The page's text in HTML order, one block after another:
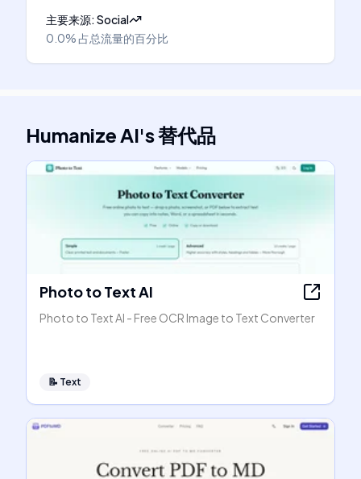
主要来源:Social
0.0%占总流量的百分比
Humanize AI's替代品
Photo to Text AI
Photo to Text AI - Free OCR Image to Text Converter
📝 Text